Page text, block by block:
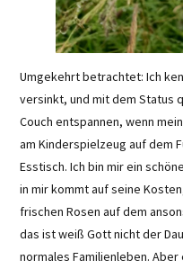
Umgekehrt betrachtet: Ich
versinkt, und mit dem Status
Couch entspannen, wenn
am Kinderspielzeug auf dem
Esstisch. Ich bin mir ein
in mir kommt auf seine
frischen Rosen auf dem
das ist weiß Gott nicht der
normales Familienleben.